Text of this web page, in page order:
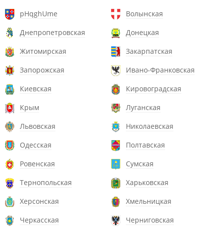
pHqghUme
Волынская
Днепропетровская
Донецкая
Житомирская
Закарпатская
Запорожская
Ивано-Франковская
Киевская
Кировоградская
Крым
Луганская
Львовская
Николаевская
Одесская
Полтавская
Ровенская
Сумская
Тернопольская
Харьковская
Херсонская
Хмельницкая
Черкасская
Черниговская